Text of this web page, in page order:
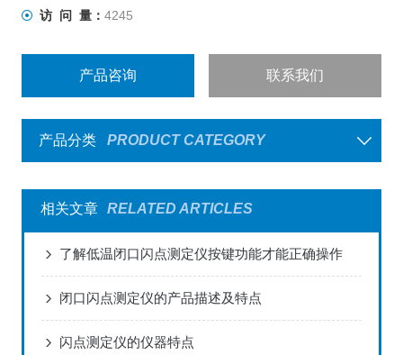
访 问 量： 4245
产品咨询 联系我们
产品分类 PRODUCT CATEGORY
相关文章 RELATED ARTICLES
了解低温闭口闪点测定仪按键功能才能正确操作
闭口闪点测定仪的产品描述及特点
闪点测定仪的仪器特点